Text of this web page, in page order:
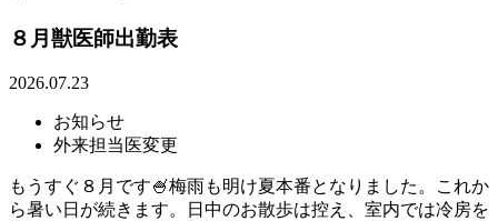
８月獣医師出勤表
2026.07.23
お知らせ
外来担当医変更
もうすぐ８月です🍧梅雨も明け夏本番となりました。これか
ら暑い日が続きます。日中のお散歩は控え、室内では冷房を